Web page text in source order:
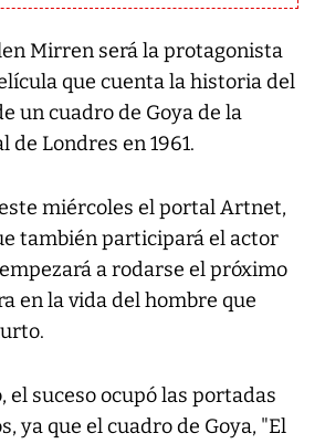
Mirren será la protagonista
que cuenta la historia del
un cuadro de Goya de la
de Londres en 1961.
miércoles el portal Artnet,
también participará el actor
a rodarse el próximo
en la vida del hombre que
el suceso ocupó las portadas
ya que el cuadro de Goya, "El